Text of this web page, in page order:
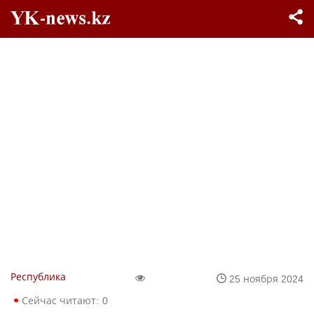
Республика
25 ноября 2024
Сейчас читают: 0